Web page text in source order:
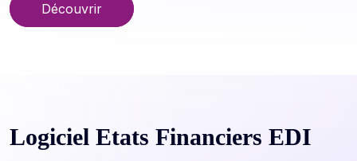
Découvrir
Logiciel Etats Financiers EDI